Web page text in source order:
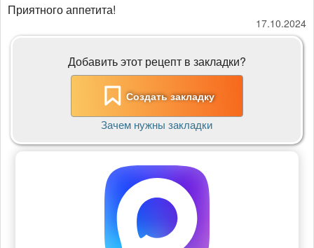
Приятного аппетита!
17.10.2024
Добавить этот рецепт в закладки?
Создать закладку
Зачем нужны закладки